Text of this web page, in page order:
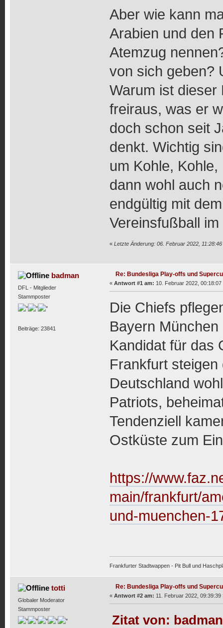
Aber wie kann
Arabien und den
Atemzug
von sich geben?
Warum ist dieser
freiraus, was er
doch schon seit
denkt. Wichtig
um Kohle,
dann wohl auch
endgültig mit
Vereinsfußball
« Letzte Änderung: 06. Februar 2022,
badman
DFL - Mitglieder
Stammposter
Beiträge: 23841
Re: Bundesliga Play-offs und
« Antwort #1 am: 10. Februar 2022, 00:18:07
Die Chiefs
Bayern
Kandidat für das
Frankfurt
Deutschland
Patriots,
Tendenziell
Ostküste zum
https://
main/frankfurt/
und-muenchen-
Frankfurter Stadtwappen - Pit Bull und
totti
Globaler Moderator
Stammposter
Re: Bundesliga Play-offs und
« Antwort #2 am: 11. Februar 2022, 09:39:39
Zitat von: